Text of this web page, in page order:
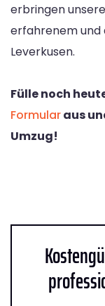
erbringen unsere
erfahrenem und
Leverkusen.
Fülle noch
Formularaus
Umzug!